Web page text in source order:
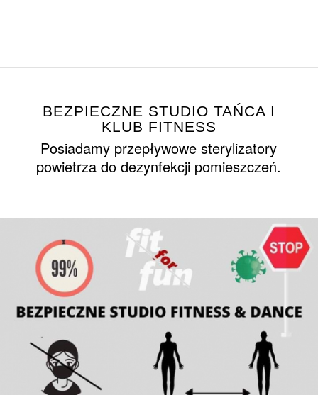
BEZPIECZNE STUDIO TAŃCA I
KLUB FITNESS
Posiadamy przepływowe sterylizatory
powietrza do dezynfekcji pomieszczeń.